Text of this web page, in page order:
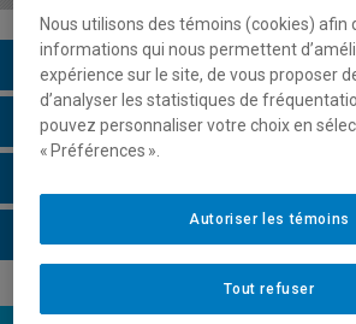
Description du cours
Horaire - Été 2026
Nous utilisons des témoins (cookies) afin
informations qui nous permettent
expérience sur le site, de vous proposer
d’analyser les statistiques de
pouvez personnaliser votre choix en
« Préférences ».
Tout refuser
Autoriser les témoins